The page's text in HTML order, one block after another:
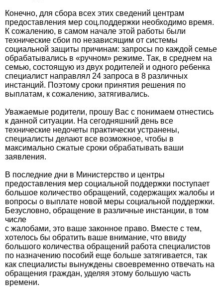
Конечно, для сбора всех этих сведений центрам
предоставления мер соц.поддержки необходимо время.
К сожалению, в самом начале этой работы были
технические сбои по независящим от системы
социальной защиты причинам: запросы по каждой семье
обрабатывались в «ручном» режиме. Так, в среднем на
семью, состоящую из двух родителей и одного ребенка
специалист направлял 24 запроса в 8 различных
инстанций. Поэтому сроки принятия решения по
выплатам, к сожалению, затягивались.
Уважаемые родители, прошу Вас с понимаем отнестись
к данной ситуации. На сегодняшний день все
технические недочеты практически устранены,
специалисты делают все возможное, чтобы в
максимально сжатые сроки обрабатывать ваши
заявления.
В последние дни в Министерство и центры
предоставления мер социальной поддержки поступает
большое количество обращений, содержащих жалобы и
вопросы о выплате новой меры социальной поддержки.
Безусловно, обращение в различные инстанции, в том
числе
с жалобами, это ваше законное право. Вместе с тем,
хотелось бы обратить ваше внимание, что ввиду
большого количества обращений работа специалистов
по назначению пособий еще больше затягивается, так
как специалисты вынуждены своевременно отвечать на
обращения граждан, уделяя этому большую часть
времени.